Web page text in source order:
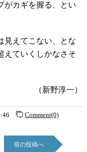
がカギを握る、とい
えてこない、とな
えていくしかなさそ
（新野淳一）
Comment(0)
前の投稿へ